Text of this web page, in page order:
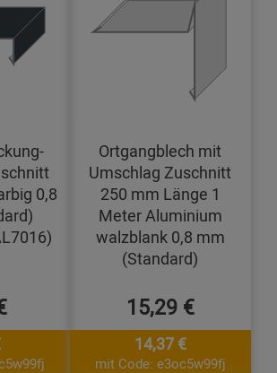
0,8
Ortgangblech mit
Umschlag Zuschnitt
250 mm Länge 1
Meter Aluminium
walzblank 0,8 mm
(Standard)
15,29 €
14,37 €
mit Code: e3oc5w99fj